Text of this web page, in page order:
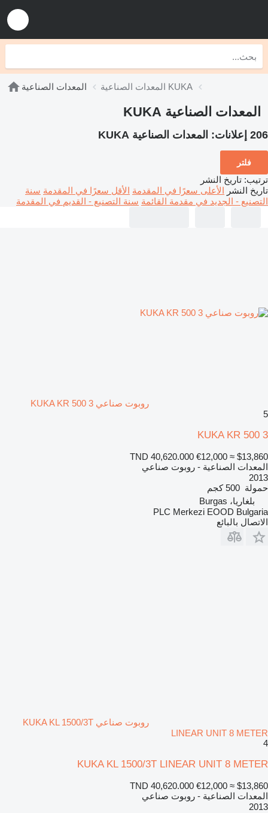
المعدات الصناعية المعدات الصناعية KUKA
المعدات الصناعية KUKA
206 إعلانات: المعدات الصناعية KUKA
فلتر
ترتيب: تاريخ النشر
تاريخ النشر الأعلى سعرًا في المقدمة الأقل سعرًا في المقدمة سنة
التصنيع - الجديد في مقدمة القائمة سنة التصنيع - القديم في المقدمة
روبوت صناعي KUKA KR 500 3
5
KUKA KR 500 3
TND 40,620.000 €12,000 ≈ $13,860
المعدات الصناعية - روبوت صناعي
2013
حمولة 500 كجم
بلغاريا، Burgas
PLC Merkezi EOOD Bulgaria
الاتصال بالبائع
روبوت صناعي KUKA KL 1500/3T
LINEAR UNIT 8 METER
4
KUKA KL 1500/3T LINEAR UNIT 8 METER
TND 40,620.000 €12,000 ≈ $13,860
المعدات الصناعية - روبوت صناعي
2013